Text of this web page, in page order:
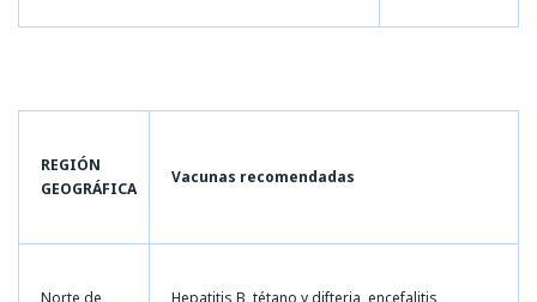
REGIÓN
GEOGRÁFICA
Vacunas recomendadas